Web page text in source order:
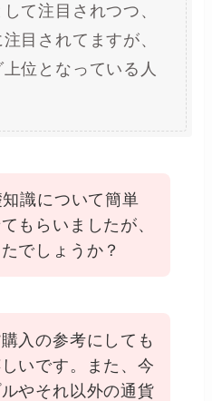
て注目されつつ、
目されてますが、
位となっている人
識について簡単
もらいましたが、
でしょうか？
入の参考にしても
いです。また、今
やそれ以外の通貨